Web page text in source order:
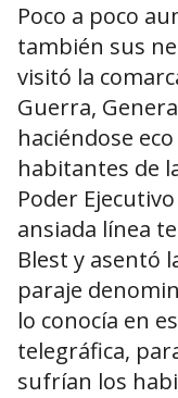
Poco a poco
también sus
visitó la
Guerra,
haciéndose
habitantes de
Poder
ansiada línea
Blest y asentó
paraje
lo conocía en
telegráfica,
sufrían los